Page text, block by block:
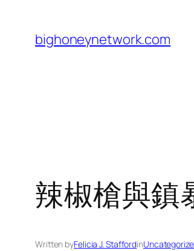
content
bighoneynetwork.com
辣椒槍與鎮
Written byFelicia J. Staffordin